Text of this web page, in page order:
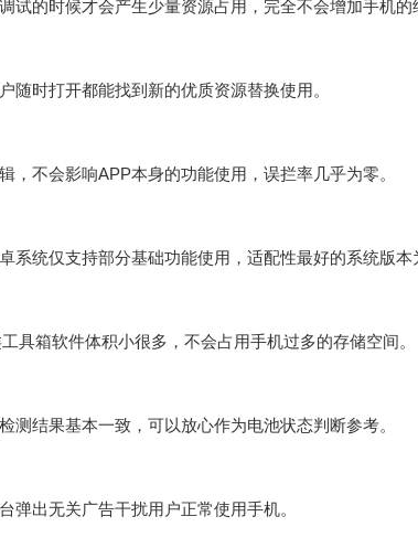
的时候才会产生少量资源占用，完全不会增加手机的
随时打开都能找到新的优质资源替换使用。
不会影响APP本身的功能使用，误拦率几乎为零。
统仅支持部分基础功能使用，适配性最好的系统版本
具箱软件体积小很多，不会占用手机过多的存储空间。
结果基本一致，可以放心作为电池状态判断参考。
出无关广告干扰用户正常使用手机。